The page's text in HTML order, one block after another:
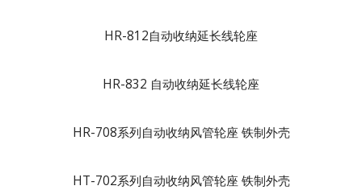
HR-812自动收纳延长线轮座
HR-832 自动收纳延长线轮座
HR-708系列自动收纳风管轮座 铁制外壳
HT-702系列自动收纳风管轮座 铁制外壳